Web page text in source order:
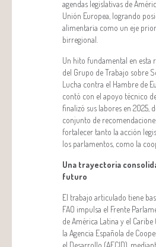
agendas legislativas de
Unión Europea, logrando
alimentaria como un eje
birregional.
Un hito fundamental en esta
del Grupo de Trabajo sobre
Lucha contra el Hambre de
contó con el apoyo técnico
finalizó sus labores en 2025,
conjunto de
fortalecer tanto la acción
los parlamentos, como la
Una trayectoria
futuro
El trabajo articulado tiene
FAO impulsa el Frente
de América Latina y el
la Agencia Española de
el Desarrollo (AECID),